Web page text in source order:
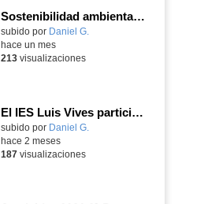
Sostenibilidad ambiental, eficiencia energética y sistemas de producción inteligente para la industria 4.0
subido por Daniel G.
hace un mes
213visualizaciones
El IES Luis Vives participa en la jornada de trabajo sobre mecanizado CNC e Industria 4.0
subido por Daniel G.
hace 2 meses
187visualizaciones